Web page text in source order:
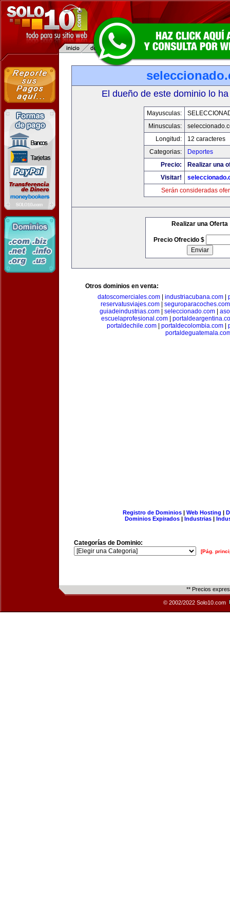
El dueño de este dominio lo
Mayusculas:
Minusculas:
Longitud:
12 caracteres
Categorias:
Deportes
Precio:
Realizar una
Visitar!
Serán consideradas
Realizar una Oferta
Precio Ofrecido $
Otros dominios en venta:
datoscomerciales.com| industriacubana.com|
reservatusviajes.com| seguroparacoches.com
guiadeindustrias.com
seleccionado.com
escuelaprofesional.com
portaldechile.com
portaldecolombia.com
Registro de Dominios| Web Hosting |
Dominios Expirados | Industrias |
Categorías de Dominio:
[Pág.
** Precios
© 2002/2022 Solo10.com